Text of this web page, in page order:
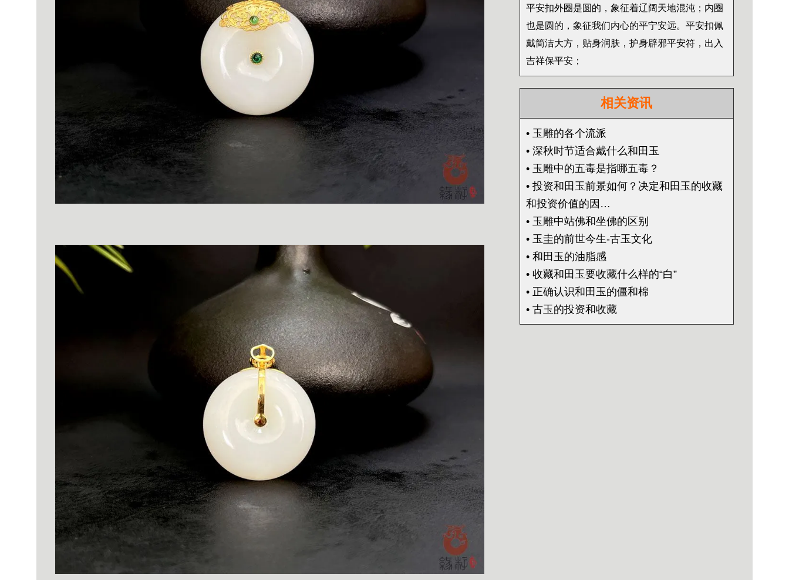
平安扣外圈是圆的，象征着辽阔天地混沌；内圈
也是圆的，象征我们内心的平宁安远。平安扣佩
戴简洁大方，贴身润肤，护身辟邪平安符，出入
吉祥保平安；
相关资讯
• 玉雕的各个流派
• 深秋时节适合戴什么和田玉
• 玉雕中的五毒是指哪五毒？
• 投资和田玉前景如何？决定和田玉的收藏
和投资价值的因…
• 玉雕中站佛和坐佛的区别
• 玉圭的前世今生-古玉文化
• 和田玉的油脂感
• 收藏和田玉要收藏什么样的“白”
• 正确认识和田玉的僵和棉
• 古玉的投资和收藏